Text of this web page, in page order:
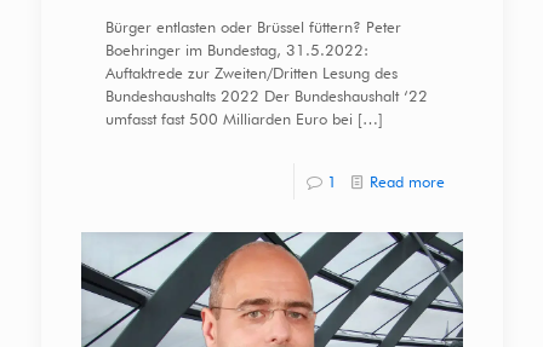
Bürger entlasten oder Brüssel füttern? Peter
Boehringer im Bundestag, 31.5.2022:
Auftaktrede zur Zweiten/Dritten Lesung des
Bundeshaushalts 2022 Der Bundeshaushalt ‘22
umfasst fast 500 Milliarden Euro bei […]
1 Read more